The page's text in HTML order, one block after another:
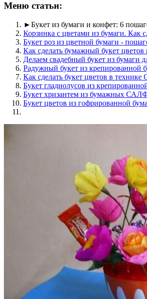
Меню статьи:
►Букет из бумаги и конфет: 6
Корзинка с цветами из бумаги. Как
Букет роз из цветной бумаги -
Как сделать бумажный букет
Делаем свадебный букет из бумаги
Радужный букет из крепированной
Как сделать букет цветов в
Букет гладиолусов из
Букет хризантем из бумажных
Букет цветов из гофрированной